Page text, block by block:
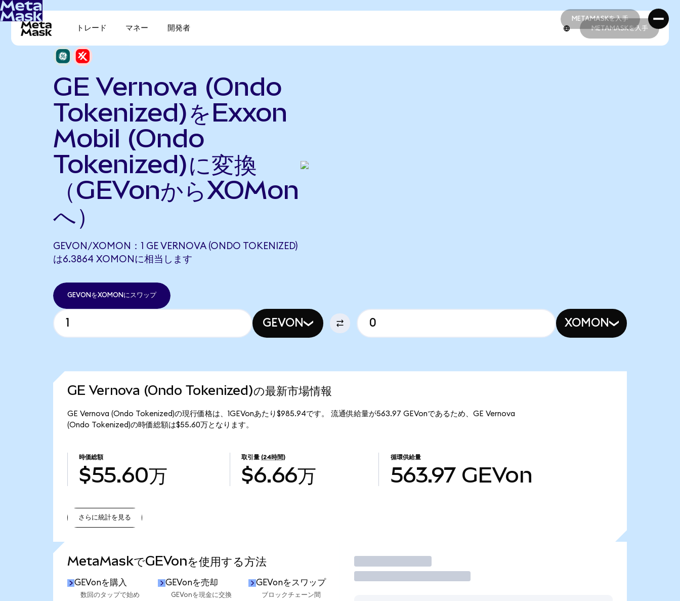
METAMASKを入手
METAMASKを入手
トレード マネー 開発者 METAMASKを入手
GE Vernova (Ondo
Tokenized)をExxon
Mobil (Ondo
Tokenized)に変換
（GEVonからXOMon
へ）
GEVON/XOMON：1 GE VERNOVA (ONDO TOKENIZED)
は6.3864 XOMONに相当します
GEVONをXOMONにスワップ
GEVON XOMON
GE Vernova (Ondo Tokenized)の最新市場情報
GE Vernova (Ondo Tokenized)の現行価格は、1GEVonあたり$985.94です。 流通供給量が563.97 GEVonであるため、GE Vernova
(Ondo Tokenized)の時価総額は$55.60万となります。
時価総額
$55.60万
取引量 (24時間)
$6.66万
循環供給量
563.97 GEVon
さらに統計を見る
MetaMaskでGEVonを使用する方法
GEVonを購入
数回のタップで始め
GEVonを売却
GEVonを現金に交換
GEVonをスワップ
ブロックチェーン間
取引